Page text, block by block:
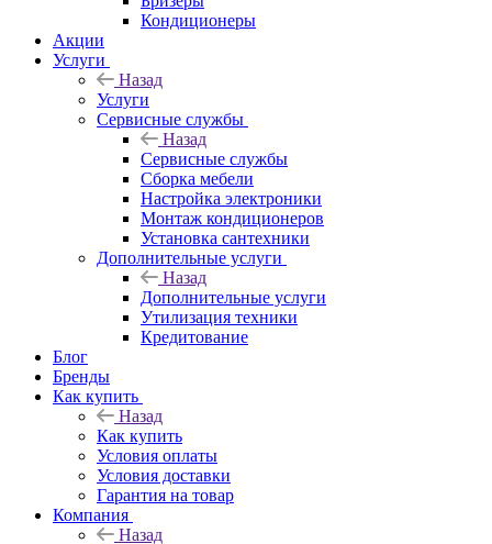
Кондиционеры
Акции
Услуги
Назад
Услуги
Сервисные службы
Назад
Сервисные службы
Сборка мебели
Настройка электроники
Монтаж кондиционеров
Установка сантехники
Дополнительные услуги
Назад
Дополнительные услуги
Утилизация техники
Кредитование
Блог
Бренды
Как купить
Назад
Как купить
Условия оплаты
Условия доставки
Гарантия на товар
Компания
Назад